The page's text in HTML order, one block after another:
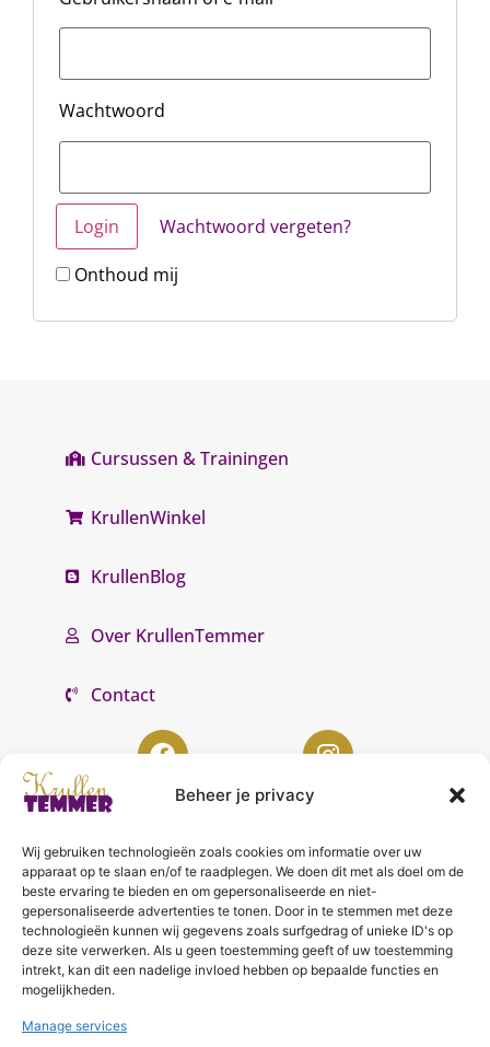
Beheer je privacy
Wij gebruiken technologieën zoals cookies om informatie over uw
apparaat op te slaan en/of te raadplegen. We doen dit met als doel om de
beste ervaring te bieden en om gepersonaliseerde en niet-
gepersonaliseerde advertenties te tonen. Door in te stemmen met deze
technologieën kunnen wij gegevens zoals surfgedrag of unieke ID's op
deze site verwerken. Als u geen toestemming geeft of uw toestemming
intrekt, kan dit een nadelige invloed hebben op bepaalde functies en
mogelijkheden.
Manage services
Wachtwoord
Wachtwoord vergeten?
Onthoud mij
Cursussen & Trainingen
KrullenWinkel
KrullenBlog
Over KrullenTemmer
Contact
KrullenTemmer Lelystad
Punter 10 02
8242 DC Lelystad
0643996868